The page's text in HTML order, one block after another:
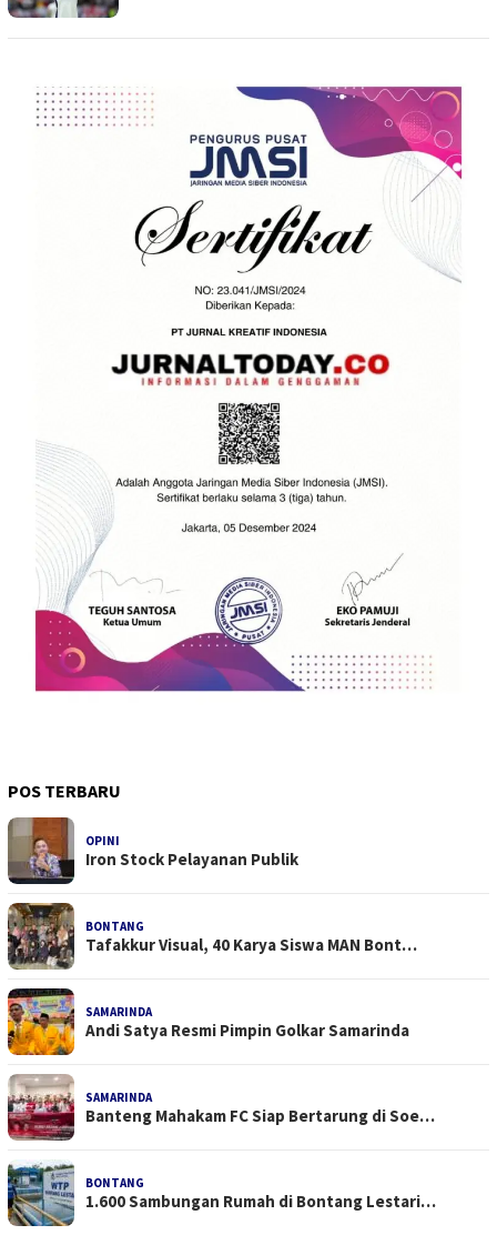
POS TERBARU
OPINI
Iron Stock Pelayanan Publik
BONTANG
Tafakkur Visual, 40 Karya Siswa MAN Bont…
SAMARINDA
Andi Satya Resmi Pimpin Golkar Samarinda
SAMARINDA
Banteng Mahakam FC Siap Bertarung di Soe…
BONTANG
1.600 Sambungan Rumah di Bontang Lestari…